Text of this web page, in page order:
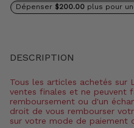
Dépenser $200.00 plus pour
DESCRIPTION
Tous les articles achetés sur
ventes finales et ne peuvent
remboursement ou d'un
droit de vous rembourser
sur votre mode de paiement